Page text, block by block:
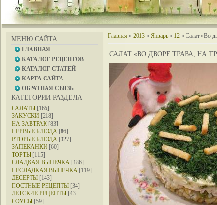
МЕНЮ САЙТА
ГЛАВНАЯ
КАТАЛОГ РЕЦЕПТОВ
КАТАЛОГ СТАТЕЙ
КАРТА САЙТА
ОБРАТНАЯ СВЯЗЬ
КАТЕГОРИИ РАЗДЕЛА
САЛАТЫ [165]
ЗАКУСКИ [218]
НА ЗАВТРАК [83]
ПЕРВЫЕ БЛЮДА [86]
ВТОРЫЕ БЛЮДА [327]
ЗАПЕКАНКИ [60]
ТОРТЫ [115]
СЛАДКАЯ ВЫПЕЧКА [186]
НЕСЛАДКАЯ ВЫПЕЧКА [119]
ДЕСЕРТЫ [143]
ПОСТНЫЕ РЕЦЕПТЫ [34]
ДЕТСКИЕ РЕЦЕПТЫ [43]
СОУСЫ [59]
Главная » 2013 » Январь » 12 » Салат «Во
САЛАТ «ВО ДВОРЕ ТРАВА, НА